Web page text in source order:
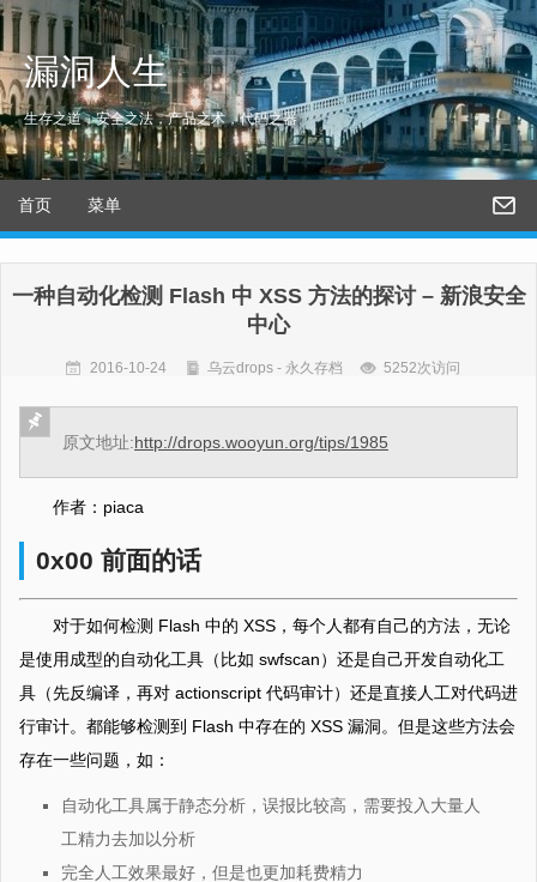
漏洞人生
生存之道，安全之法，产品之术，代码之器
首页 菜单
一种自动化检测 Flash 中 XSS 方法的探讨 – 新浪安全
中心
2016-10-24 乌云drops - 永久存档 5252次访问
原文地址:http://drops.wooyun.org/tips/1985
作者：piaca
0x00 前面的话
对于如何检测 Flash 中的 XSS，每个人都有自己的方法，无论
是使用成型的自动化工具（比如 swfscan）还是自己开发自动化工
具（先反编译，再对 actionscript 代码审计）还是直接人工对代码进
行审计。都能够检测到 Flash 中存在的 XSS 漏洞。但是这些方法会
存在一些问题，如：
自动化工具属于静态分析，误报比较高，需要投入大量人
工精力去加以分析
完全人工效果最好，但是也更加耗费精力